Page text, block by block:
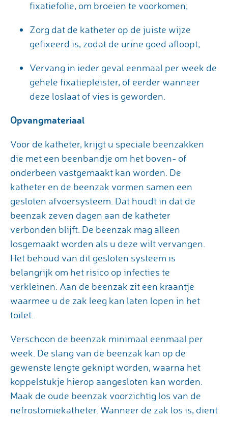
fixatiefolie, om broeien te voorkomen;
Zorg dat de katheter op de juiste wijze
gefixeerd is, zodat de urine goed afloopt;
Vervang in ieder geval eenmaal per week de
gehele fixatiepleister, of eerder wanneer
deze loslaat of vies is geworden.
Opvangmateriaal
Voor de katheter, krijgt u speciale beenzakken
die met een beenbandje om het boven- of
onderbeen vastgemaakt kan worden. De
katheter en de beenzak vormen samen een
gesloten afvoersysteem. Dat houdt in dat de
beenzak zeven dagen aan de katheter
verbonden blijft. De beenzak mag alleen
losgemaakt worden als u deze wilt vervangen.
Het behoud van dit gesloten systeem is
belangrijk om het risico op infecties te
verkleinen. Aan de beenzak zit een kraantje
waarmee u de zak leeg kan laten lopen in het
toilet.
Verschoon de beenzak minimaal eenmaal per
week. De slang van de beenzak kan op de
gewenste lengte geknipt worden, waarna het
koppelstukje hierop aangesloten kan worden.
Maak de oude beenzak voorzichtig los van de
nefrostomiekatheter. Wanneer de zak los is, dient